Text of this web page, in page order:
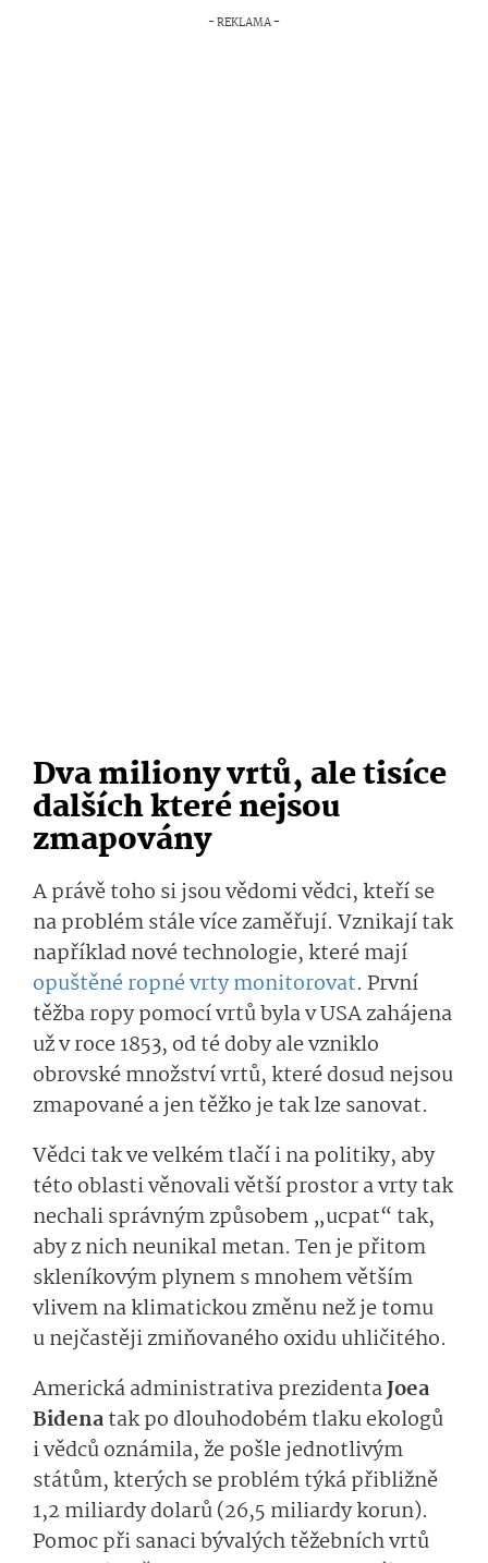
Dva miliony vrtů, ale tisíce
dalších které nejsou
zmapovány
A právě toho si jsou vědomi vědci, kteří se
na problém stále více zaměřují. Vznikají tak
například nové technologie, které mají
opuštěné ropné vrty monitorovat. První
těžba ropy pomocí vrtů byla v USA zahájena
už v roce 1853, od té doby ale vzniklo
obrovské množství vrtů, které dosud nejsou
zmapované a jen těžko je tak lze sanovat.
Vědci tak ve velkém tlačí i na politiky, aby
této oblasti věnovali větší prostor a vrty tak
nechali správným způsobem „ucpat“ tak,
aby z nich neunikal metan. Ten je přitom
skleníkovým plynem s mnohem větším
vlivem na klimatickou změnu než je tomu
u nejčastěji zmiňovaného oxidu uhličitého.
Americká administrativa prezidentaJoea
Bidenatak po dlouhodobém tlaku ekologů
i vědců oznámila, že pošle jednotlivým
státům, kterých se problém týká přibližně
1,2 miliardy dolarů (26,5 miliardy korun).
Pomoc při sanaci bývalých těžebních vrtů